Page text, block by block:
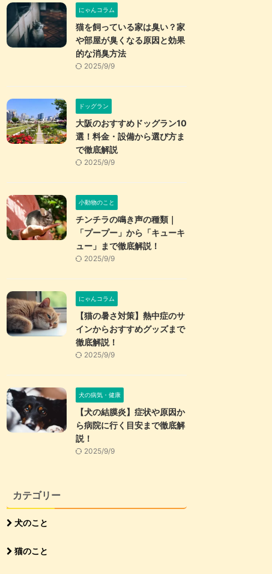
にゃんコラム
猫を飼っている家は臭い？家
や部屋が臭くなる原因と効果
的な消臭方法
2025/9/9
ドッグラン
大阪のおすすめドッグラン10
選！料金・設備から選び方ま
で徹底解説
2025/9/9
小動物のこと
チンチラの鳴き声の種類｜
「プープー」から「キューキ
ュー」まで徹底解説！
2025/9/9
にゃんコラム
【猫の暑さ対策】熱中症のサ
インからおすすめグッズまで
徹底解説！
2025/9/9
犬の病気・健康
【犬の結膜炎】症状や原因か
ら病院に行く目安まで徹底解
説！
2025/9/9
カテゴリー
犬のこと
猫のこと